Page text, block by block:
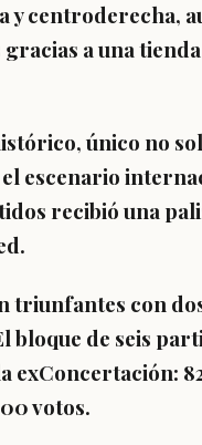
centroderecha,
a una
único no
escenario
recibió una
triunfantes con
de seis
exConcertación:
votos.